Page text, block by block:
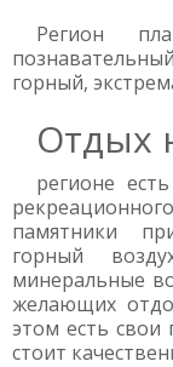
Регион
горный,
Отдых
регионе
памятники
горный
минеральные
желающих
этом есть
стоит